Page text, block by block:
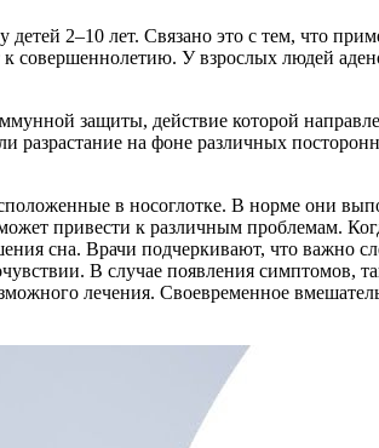
2–10 лет. Связано это с тем, что
к совершеннолетию. У взрослых людей
защиты, действие которой
разрастание на фоне различных
в носоглотке. В норме они
привести к различным проблемам.
сна. Врачи подчеркивают, что важно
В случае появления симптомов,
лечения. Своевременное